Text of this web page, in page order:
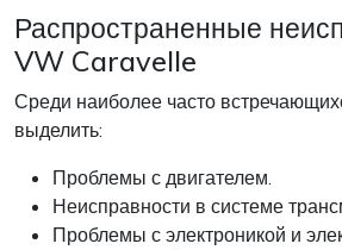
Распространенные
VW Caravelle
Среди наиболее часто
выделить:
Проблемы с двигателем.
Неисправности в системе
Проблемы с электроникой и